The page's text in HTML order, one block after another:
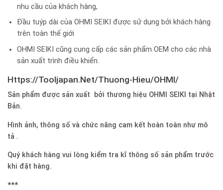
nhu cầu của khách hàng,
Đầu tuýp dài của OHMI SEIKI được sử dụng bởi khách hàng
trên toàn thế giới
OHMI SEIKI cũng cung cấp các sản phẩm OEM cho các nhà
sản xuất trình điều khiển.
Https://Tooljapan.Net/Thuong-Hieu/OHMI/
Sản phẩm được sản xuất bởi thương hiệu OHMI SEIKI tại Nhật
Bản.
Hình ảnh, thông số và chức năng cam kết hoàn toàn như mô
tả .
Quý khách hàng vui lòng kiểm tra kĩ thông số sản phẩm trước
khi đặt hàng.
***